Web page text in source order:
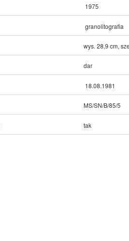
1975
granolitografia
wys. 28,9 cm,
dar
18.08.1981
MS/SN/B/85/5
tak